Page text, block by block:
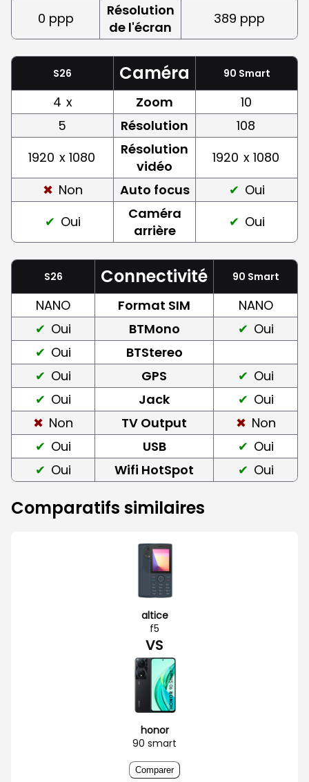
0 ppp
Résolution
de l'écran
389 ppp
S26 Caméra 90 Smart
4 x Zoom
10
5
Résolution
108
1920 x 1080
Résolution
vidéo
1920 x 1080
Non
Auto focus
Oui
Oui
Caméra
arrière
Oui
S26 Connectivité 90 Smart
NANO Format SIM
NANO
Oui
BTMono
Oui
Oui
BTStereo
Oui
GPS
Oui
Oui
Jack
Oui
Non
TV Output
Non
Oui
USB
Oui
Oui
Wifi HotSpot Oui
Comparatifs similaires
altice
f5
VS
honor
90 smart
Comparer